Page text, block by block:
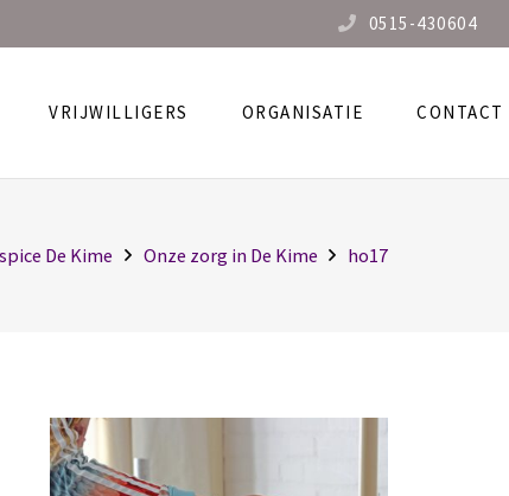
0515-430604
VRIJWILLIGERS ORGANISATIE CONTACT
De Kime Onze zorg in De Kime ho17